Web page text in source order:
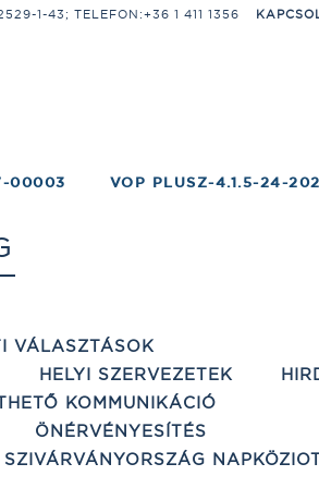
1-43; TELEFON:+36 1 411 1356
00003 VOP PLUSZ-4.1.5-24-
VÁLASZTÁSOK
HELYI SZERVEZETEK
KOMMUNIKÁCIÓ
ÖNÉRVÉNYESÍTÉS
SZIVÁRVÁNYORSZÁG